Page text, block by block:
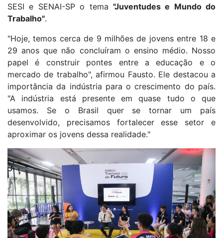
SESI e SENAI-SP o tema "Juventudes e Mundo do
Trabalho".
"Hoje, temos cerca de 9 milhões de jovens entre 18 e
29 anos que não concluíram o ensino médio. Nosso
papel é construir pontes entre a educação e o
mercado de trabalho", afirmou Fausto. Ele destacou a
importância da indústria para o crescimento do país.
"A indústria está presente em quase tudo o que
usamos. Se o Brasil quer se tornar um país
desenvolvido, precisamos fortalecer esse setor e
aproximar os jovens dessa realidade."